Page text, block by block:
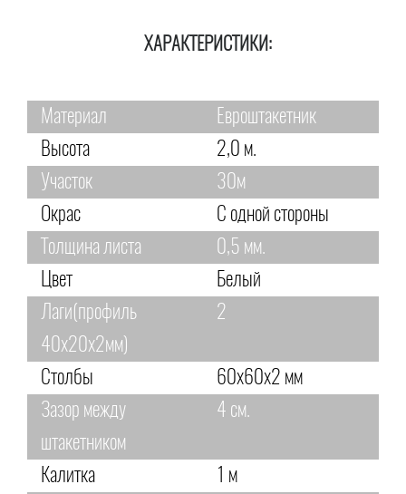
ХАРАКТЕРИСТИКИ:
Материал
Евроштакетник
Высота
2,0 м.
Участок
30м
Окрас
С одной стороны
Толщина листа
0,5 мм.
Цвет
Белый
Лаги(профиль
40х20х2мм)
2
Столбы
60х60х2 мм
Зазор между
штакетником
4 см.
Калитка
1 м